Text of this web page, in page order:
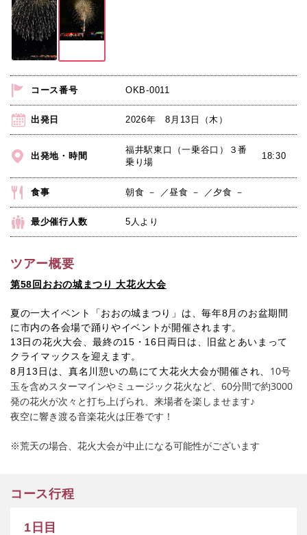
コース番号 OKB-0011
出発日 2026年 8月13日（木）
出発地・時間
福井駅東口（一乗谷口）３番
乗り場
18:30
食事 朝食 － ／昼食 － ／夕食 －
最少催行人数 5人より
ツアー概要
第58回おおの城まつり 大花火大会
夏の一大イベント「おおの城まつり」は、毎年8月のお盆期間
に市内の各会場で踊りやイベントが開催されます。
13日の花火大会、最終の15・16日両日は、旧盆とあいまって
クライマックスを迎えます。
8月13日は、真名川憩いの島にて大花火大会が開催され、 10号
玉を含めスターマインやミュージック花火など、60分間で約3000
発の花火が次々と打ち上げられ、来場者を楽しませます♪
夜空に響き渡る音楽花火は圧巻です！
※荒天の場合、花火大会が中止になる可能性がございます
コース行程
1日目